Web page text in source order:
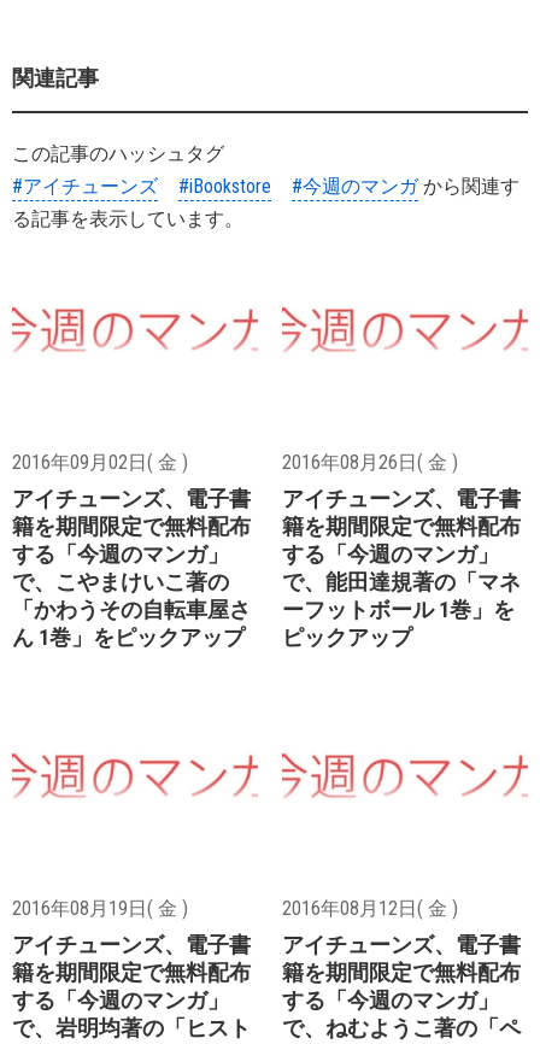
関連記事
この記事のハッシュタグ
#アイチューンズ
#iBookstore #今週のマンガから関連す
る記事を表示しています。
2016年09月02日( 金 )
アイチューンズ、電子書
籍を期間限定で無料配布
する「今週のマンガ」
で、こやまけいこ著の
「かわうその自転車屋さ
ん 1巻」をピックアップ
2016年08月26日( 金 )
アイチューンズ、電子書
籍を期間限定で無料配布
する「今週のマンガ」
で、能田達規著の「マネ
ーフットボール 1巻」を
ピックアップ
2016年08月19日( 金 )
アイチューンズ、電子書
籍を期間限定で無料配布
する「今週のマンガ」
で、岩明均著の「ヒスト
2016年08月12日( 金 )
アイチューンズ、電子書
籍を期間限定で無料配布
する「今週のマンガ」
で、ねむようこ著の「ペ